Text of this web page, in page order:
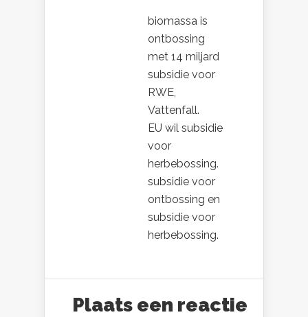
biomassa is
ontbossing
met 14 miljard
subsidie voor
RWE,
Vattenfall.
EU wil subsidie
voor
herbebossing.
subsidie voor
ontbossing en
subsidie voor
herbebossing.
Plaats een reactie